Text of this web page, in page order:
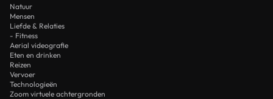
Natuur
Mensen
Liefde & Relaties
- Fitness
Aerial videografie
Eten en drinken
Reizen
Vervoer
Technologieën
Zoom virtuele achtergronden